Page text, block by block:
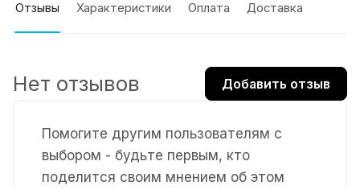
Отзывы Характеристики Оплата Доставка
Помогите другим пользователям с
выбором - будьте первым, кто
поделится своим мнением об этом
Нет отзывов Добавить отзыв